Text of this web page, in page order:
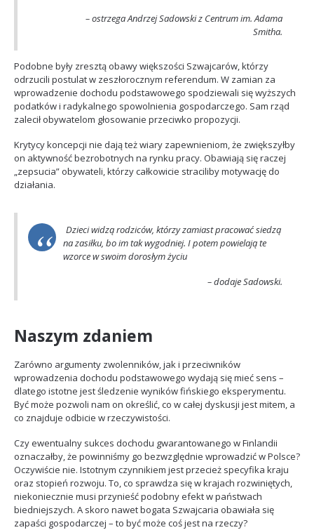
– ostrzega Andrzej Sadowski z Centrum im. Adama
Smitha.
Podobne były zresztą obawy większości Szwajcarów, którzy
odrzucili postulat w zeszłorocznym referendum. W zamian za
wprowadzenie dochodu podstawowego spodziewali się wyższych
podatków i radykalnego spowolnienia gospodarczego. Sam rząd
zalecił obywatelom głosowanie przeciwko propozycji.
Krytycy koncepcji nie dają też wiary zapewnieniom, że zwiększyłby
on aktywność bezrobotnych na rynku pracy. Obawiają się raczej
„zepsucia” obywateli, którzy całkowicie straciliby motywację do
działania.
Dzieci widzą rodziców, którzy zamiast pracować siedzą
na zasiłku, bo im tak wygodniej. I potem powielają te
wzorce w swoim dorosłym życiu
– dodaje Sadowski.
Naszym zdaniem
Zarówno argumenty zwolenników, jak i przeciwników
wprowadzenia dochodu podstawowego wydają się mieć sens –
dlatego istotne jest śledzenie wyników fińskiego eksperymentu.
Być może pozwoli nam on określić, co w całej dyskusji jest mitem, a
co znajduje odbicie w rzeczywistości.
Czy ewentualny sukces dochodu gwarantowanego w Finlandii
oznaczałby, że powinniśmy go bezwzględnie wprowadzić w Polsce?
Oczywiście nie. Istotnym czynnikiem jest przecież specyfika kraju
oraz stopień rozwoju. To, co sprawdza się w krajach rozwiniętych,
niekoniecznie musi przynieść podobny efekt w państwach
biedniejszych. A skoro nawet bogata Szwajcaria obawiała się
zapaści gospodarczej – to być może coś jest na rzeczy?